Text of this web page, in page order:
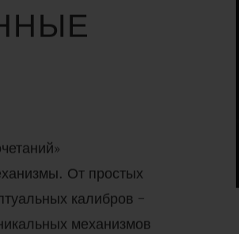
От простых
калибров –
механизмов